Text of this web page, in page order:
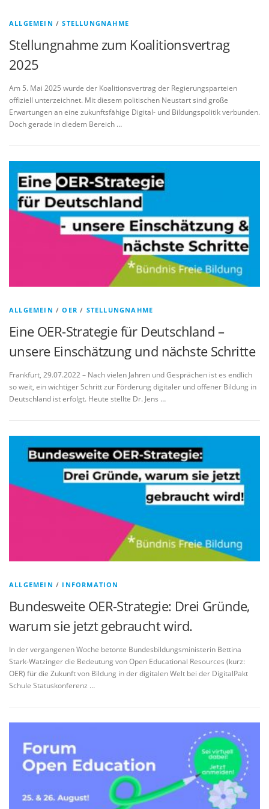
ALLGEMEIN /STELLUNGNAHME
Stellungnahme zum Koalitionsvertrag
2025
Am 5. Mai 2025 wurde der Koalitionsvertrag der Regierungsparteien
offiziell unterzeichnet. Mit diesem politischen Neustart sind große
Erwartungen an eine zukunftsfähige Digital- und Bildungspolitik verbunden.
Doch gerade in diedem Bereich …
ALLGEMEIN /OER / STELLUNGNAHME
Eine OER-Strategie für Deutschland –
unsere Einschätzung und nächste Schritte
Frankfurt, 29.07.2022 – Nach vielen Jahren und Gesprächen ist es endlich
so weit, ein wichtiger Schritt zur Förderung digitaler und offener Bildung in
Deutschland ist erfolgt. Heute stellte Dr. Jens …
ALLGEMEIN / INFORMATION
Bundesweite OER-Strategie: Drei Gründe,
warum sie jetzt gebraucht wird.
In der vergangenen Woche betonte Bundesbildungsministerin Bettina
Stark-Watzinger die Bedeutung von Open Educational Resources (kurz:
OER) für die Zukunft von Bildung in der digitalen Welt bei der DigitalPakt
Schule Statuskonferenz …